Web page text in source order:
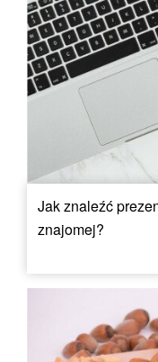
Jak znaleźć
znajomej?